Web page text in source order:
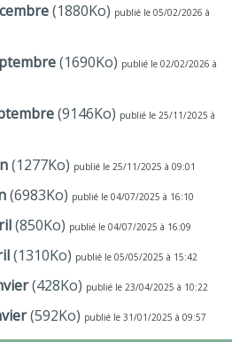
(1880Ko) publié le 05/02/2026 à
(1690Ko) publié le 02/02/2026 à
(9146Ko) publié le 25/11/2025 à
(1277Ko) publié le 25/11/2025 à 09:01
(6983Ko) publié le 04/07/2025 à 16:10
(850Ko) publié le 04/07/2025 à 16:09
(1310Ko) publié le 05/05/2025 à 15:42
(428Ko) publié le 23/04/2025 à 10:22
(592Ko) publié le 31/01/2025 à 09:57